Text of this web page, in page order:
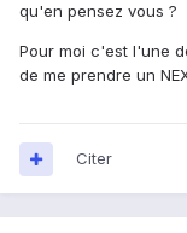
qu'en pensez vous ?
Pour moi c'est l'une
de me prendre un
Citer